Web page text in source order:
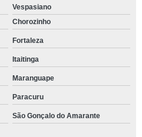
Vespasiano
Chorozinho
Fortaleza
Itaitinga
Maranguape
Paracuru
São Gonçalo do Amarante